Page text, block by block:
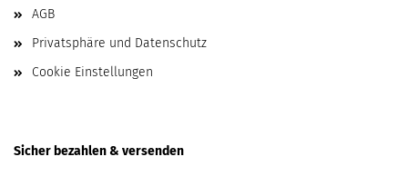
AGB
Privatsphäre und Datenschutz
Cookie Einstellungen
Sicher bezahlen & versenden